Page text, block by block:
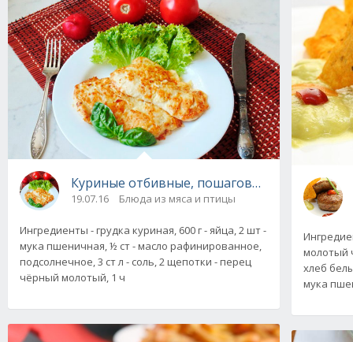
Куриные отбивные, пошаговый рецепт с
19.07.16 Блюда из мяса и птицы
Ингредиенты - грудка куриная, 600 г - яйца, 2 шт -
мука пшеничная, ½ ст - масло рафинированное,
подсолнечное, 3 ст л - соль, 2 щепотки - перец
чёрный молотый, 1 ч
молотый
хлеб
мука